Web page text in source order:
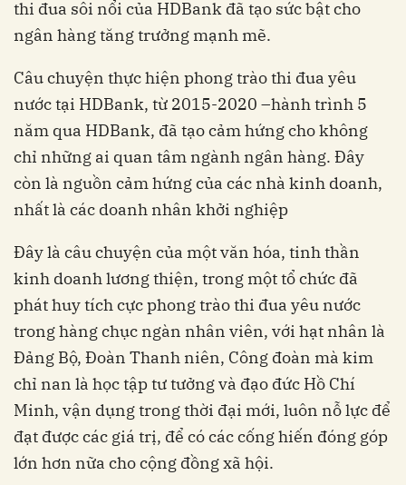
thi đua sôi nổi của HDBank đã tạo sức bật cho
ngân hàng tăng trưởng mạnh mẽ.
Câu chuyện thực hiện phong trào thi đua yêu
nước tại HDBank, từ 2015-2020 –hành trình 5
năm qua HDBank, đã tạo cảm hứng cho không
chỉ những ai quan tâm ngành ngân hàng. Đây
còn là nguồn cảm hứng của các nhà kinh doanh,
nhất là các doanh nhân khởi nghiệp
Đây là câu chuyện của một văn hóa, tinh thần
kinh doanh lương thiện, trong một tổ chức đã
phát huy tích cực phong trào thi đua yêu nước
trong hàng chục ngàn nhân viên, với hạt nhân là
Đảng Bộ, Đoàn Thanh niên, Công đoàn mà kim
chỉ nan là học tập tư tưởng và đạo đức Hồ Chí
Minh, vận dụng trong thời đại mới, luôn nỗ lực để
đạt được các giá trị, để có các cống hiến đóng góp
lớn hơn nữa cho cộng đồng xã hội.